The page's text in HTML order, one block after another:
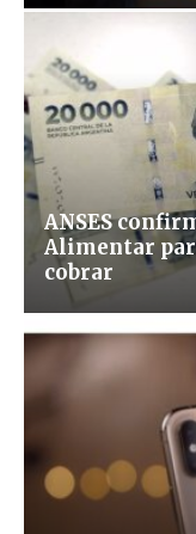
ANSES
Alimentar
cobrar